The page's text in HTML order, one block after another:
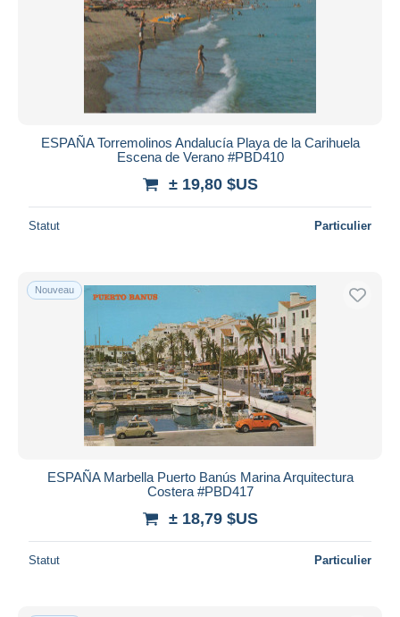
ESPAÑA Torremolinos Andalucía Playa de la Carihuela
Escena de Verano #PBD410
± 19,80 $US
Statut Particulier
Nouveau
ESPAÑA Marbella Puerto Banús Marina Arquitectura
Costera #PBD417
± 18,79 $US
Statut Particulier